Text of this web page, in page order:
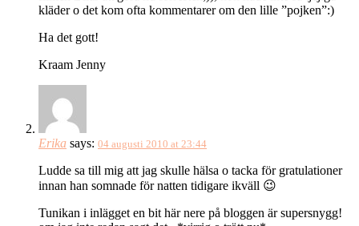
kläder o det kom ofta kommentarer om den lille ”pojken”:)
Ha det gott!
Kraam Jenny
Erika says: 04 augusti 2010 at 23:44
Ludde sa till mig att jag skulle hälsa o tacka för gratulationer
innan han somnade för natten tidigare ikväll 😉
Tunikan i inlägget en bit här nere på bloggen är supersnygg!